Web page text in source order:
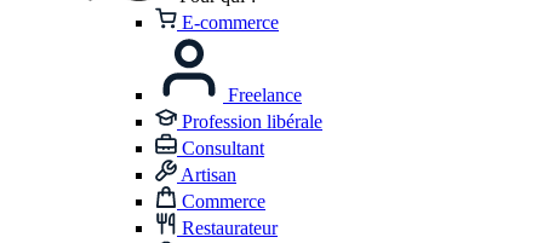
E-commerce
Freelance
Profession libérale
Consultant
Artisan
Commerce
Restaurateur